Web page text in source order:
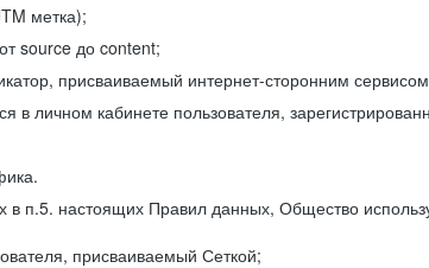
метка);
source до content;
присваиваемый интернет-сторонним
в личном кабинете пользователя,
п.5. настоящих Правил данных, Общество
присваиваемый Сеткой;